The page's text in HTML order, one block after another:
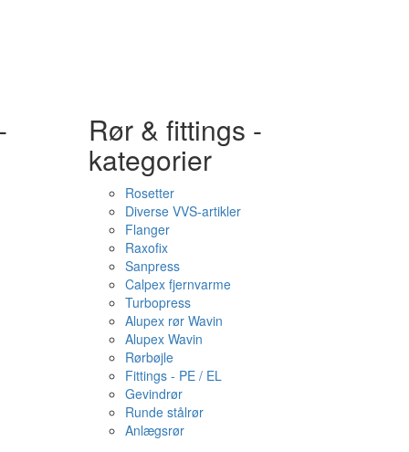
Rør & fittings -
kategorier
Rosetter
Diverse VVS-artikler
Flanger
Raxofix
Sanpress
Calpex fjernvarme
Turbopress
Alupex rør Wavin
Alupex Wavin
Rørbøjle
Fittings - PE / EL
Gevindrør
Runde stålrør
Anlægsrør